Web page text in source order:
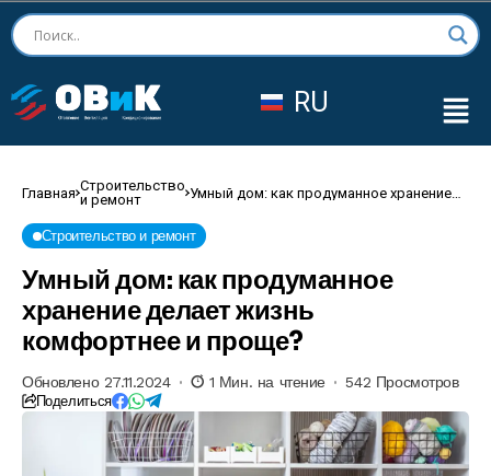
RU
Главная Строительство
и ремонт
Умный дом: как продуманное хранение
Строительство и ремонт
Умный дом: как продуманное
хранение делает жизнь
комфортнее и проще?
Обновлено 27.11.2024 1 Мин. на чтение 542 Просмотров
Поделиться